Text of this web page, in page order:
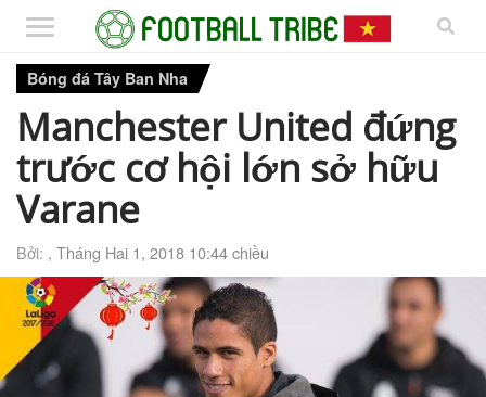
Bóng đá Tây Ban Nha
Manchester United đứng
trước cơ hội lớn sở hữu
Varane
Bởi: , Tháng Hai 1, 2018 10:44 chiều